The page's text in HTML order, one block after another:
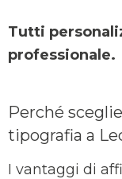
Tutti
professionale.
Perché
tipografia a
I vantaggi di